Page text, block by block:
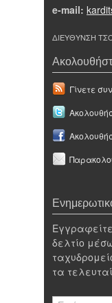
e-mail:
ΔΙΕΥΘΥΝΣΗ
Γίνετε
δελτίο
τα